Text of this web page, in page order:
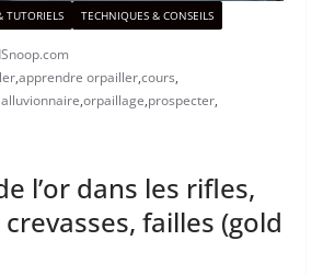
TUTORIELS TECHNIQUES & CONSEILS
,apprendre orpailler,cours,
,orpaillage,prospecter,
l’or dans les rifles,
failles (gold